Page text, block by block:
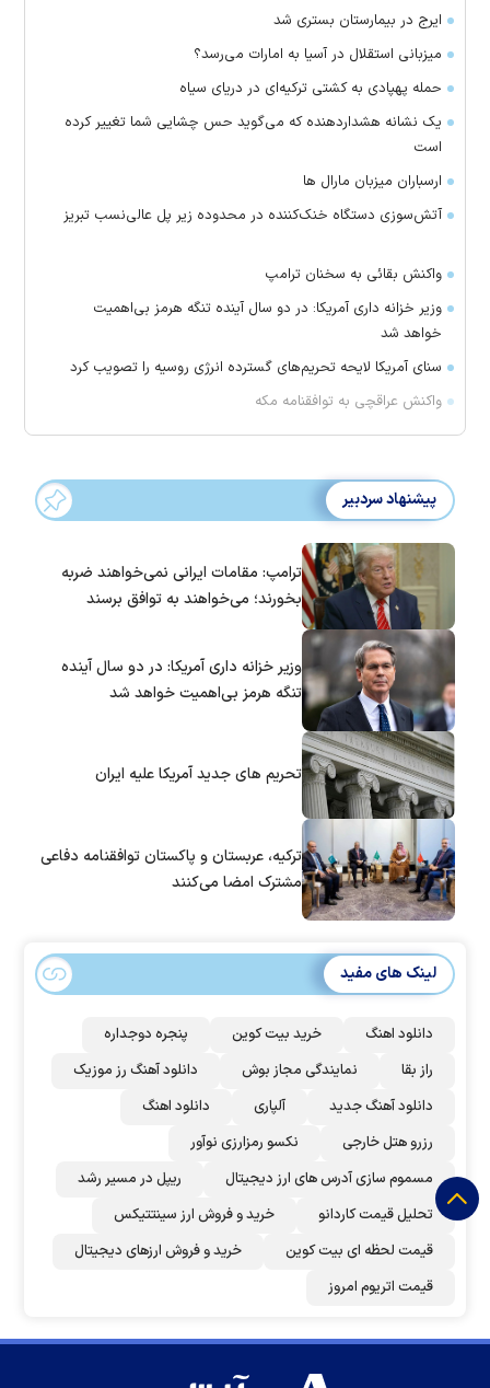
ایرج در بیمارستان بستری شد
میزبانی استقلال در آسیا به امارات می‌رسد؟
حمله پهپادی به کشتی ترکیه‌ای در دریای سیاه
یک نشانه هشداردهنده که می‌گوید حس چشایی شما تغییر کرده
است
ارسباران میزبان مارال ها
آتش‌سوزی دستگاه خنک‌کننده در محدوده زیر پل عالی‌نسب تبریز
واکنش بقائی به سخنان ترامپ
وزیر خزانه داری آمریکا: در دو سال آینده تنگه هرمز بی‌اهمیت
خواهد شد
سنای آمریکا لایحه تحریم‌های گسترده انرژی روسیه را تصویب کرد
واکنش عراقچی به توافقنامه مکه
پیشنهاد سردبیر
ترامپ: مقامات ایرانی نمی‌خواهند ضربه
بخورند؛ می‌خواهند به توافق برسند
وزیر خزانه داری آمریکا: در دو سال آینده
تنگه هرمز بی‌اهمیت خواهد شد
تحریم های جدید آمریکا علیه ایران
ترکیه، عربستان و پاکستان توافقنامه دفاعی
مشترک امضا می‌کنند
لینک های مفید
دانلود اهنگ خرید بیت کوین
پنجره دوجداره
راز بقا
نمایندگی مجاز بوش
دانلود آهنگ رز‌ موزیک
دانلود آهنگ جدید
آلپاری
دانلود اهنگ
رزرو هتل خارجی
نکسو رمزارزی نوآور
مسموم سازی آدرس های ارز دیجیتال
ریپل در مسیر رشد
تحلیل قیمت کاردانو
خرید و فروش ارز سینتتیکس
قیمت لحظه ای بیت کوین
خرید و فروش ارزهای دیجیتال
قیمت اتریوم امروز